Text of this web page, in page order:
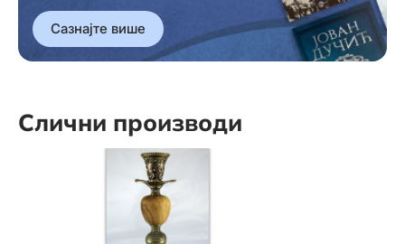
Сазнајте више
Слични производи